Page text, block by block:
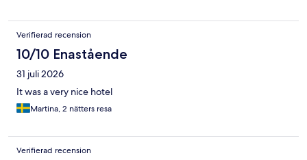
Verifierad recension
10/10 Enastående
31 juli 2026
It was a very nice hotel
Martina, 2 nätters resa
Verifierad recension